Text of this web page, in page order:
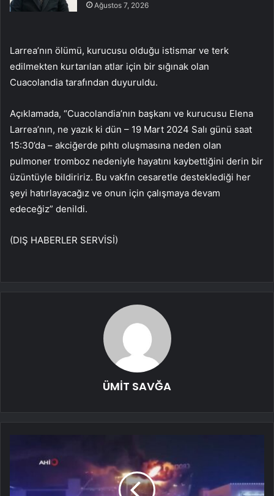
Ağustos 7, 2026
Larrea’nın ölümü, kurucusu olduğu istismar ve terk
edilmekten kurtarılan atlar için bir sığınak olan
Cuacolandia tarafından duyuruldu.
Açıklamada, “Cuacolandia’nın başkanı ve kurucusu Elena
Larrea’nın, ne yazık ki dün – 19 Mart 2024 Salı günü saat
15:30’da – akciğerde pıhtı oluşmasına neden olan
pulmoner tromboz nedeniyle hayatını kaybettiğini derin bir
üzüntüyle bildiririz. Bu vakfın cesaretle desteklediği her
şeyi hatırlayacağız ve onun için çalışmaya devam
edeceğiz” denildi.
(DIŞ HABERLER SERVİSİ)
ÜMİT SAVĞA